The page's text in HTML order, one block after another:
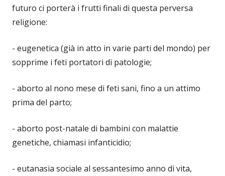
futuro ci porterà i frutti finali di questa perversa
religione:
- eugenetica (già in atto in varie parti del mondo) per
sopprime i feti portatori di patologie;
- aborto al nono mese di feti sani, fino a un attimo
prima del parto;
- aborto post-natale di bambini con malattie
genetiche, chiamasi infanticidio;
- eutanasia sociale al sessantesimo anno di vita,